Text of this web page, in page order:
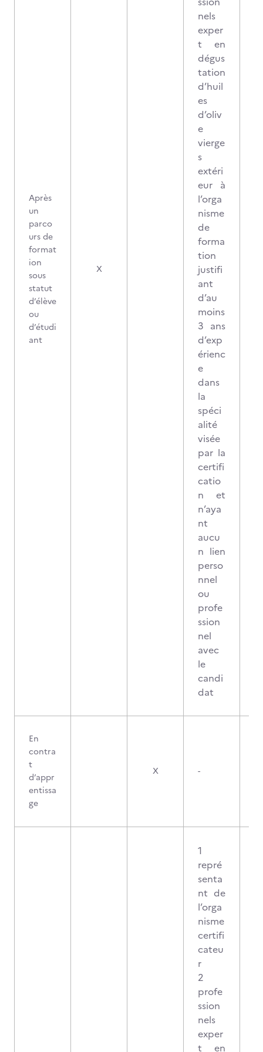
Après
un
parco
urs de
format
ion
sous
statut
d’élève
ou
d’étudi
ant
X
nels
exper
t en
dégus
tation
d’huil
es
d’oliv
e
vierge
s
extéri
eur à
l’orga
nisme
de
forma
tion
justifi
ant
d’au
moins
3 ans
d’exp
érienc
e
dans
la
spéci
alité
visée
par la
certifi
catio
n et
n’aya
nt
aucu
n lien
perso
nnel
ou
profe
ssion
nel
avec
le
candi
dat
En
contra
t
d’appr
entissa
ge
X -
1
repré
senta
nt de
l’orga
nisme
certifi
cateu
r
2
profe
ssion
nels
exper
t en